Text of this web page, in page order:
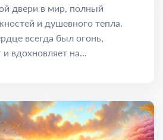
двери в мир, полный
и душевного тепла.
всегда был огонь,
вдохновляет на...